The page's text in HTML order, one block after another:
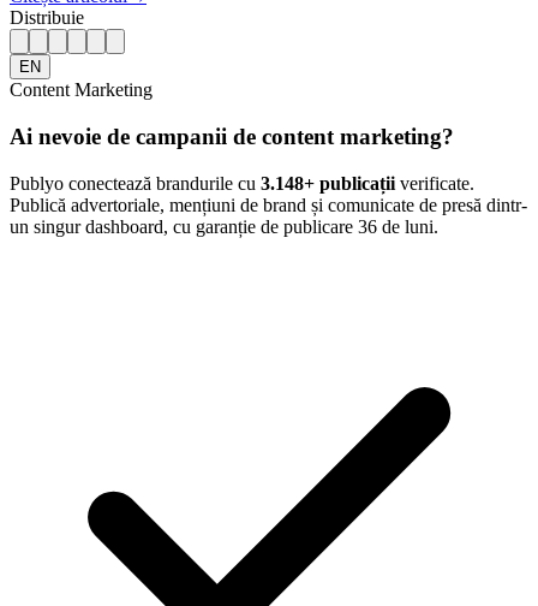
Distribuie
EN
Content Marketing
Ai nevoie de campanii de content marketing?
Publyo conectează brandurile cu 3.148+ publicații verificate.
Publică advertoriale, mențiuni de brand și comunicate de presă dintr-
un singur dashboard, cu garanție de publicare 36 de luni.